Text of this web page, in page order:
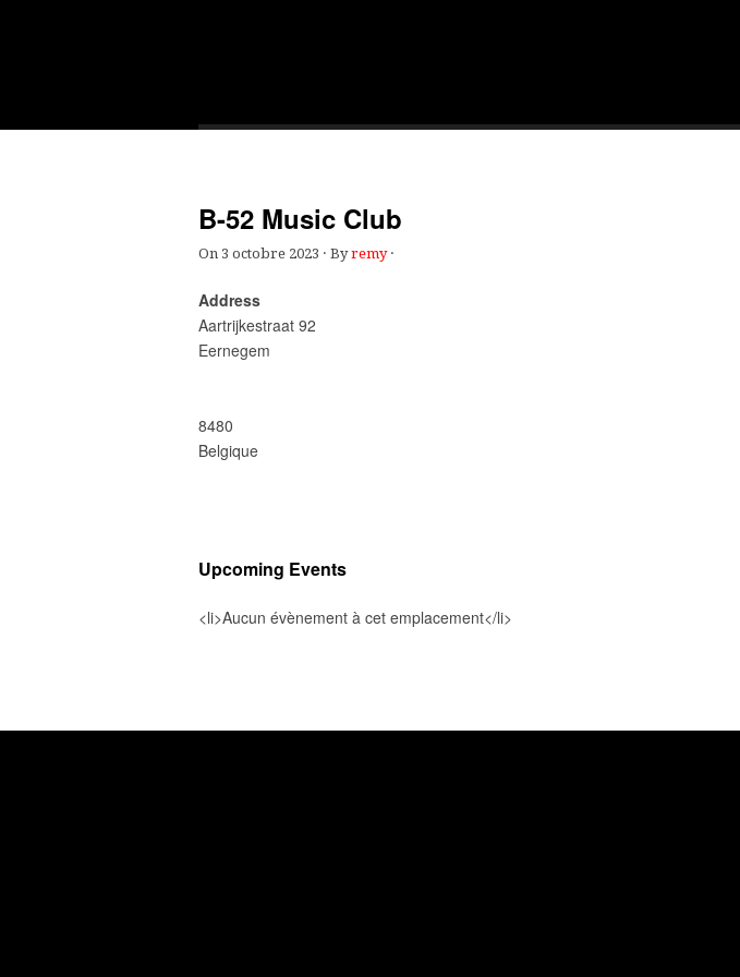
B-52 Music Club
On 3 octobre 2023 · Byremy·
Address
Aartrijkestraat 92
Eernegem
8480
Belgique
Upcoming Events
<li>Aucun évènement à cet emplacement</li>